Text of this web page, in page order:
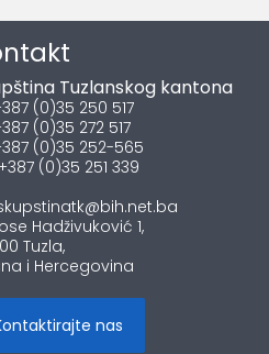
Tuzlanskog kantona
(0)35 250 517
(0)35 272 517
(0)35 252-565
(0)35 251 339
Hadživuković 1,
Tuzla,
i Hercegovina
nas